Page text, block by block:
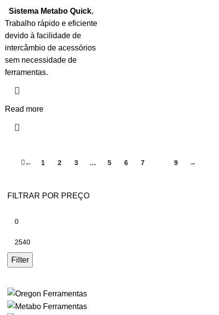
FILTRAR POR PREÇO
Filter
Sistema Metabo Quick,
Trabalho rápido e eficiente
devido à facilidade de
intercâmbio de acessórios
sem necessidade de
ferramentas.
Read more
← 1 2 3 … 5 6 7 9 →